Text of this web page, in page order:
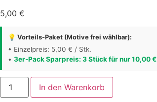
5,00 €
💡 Vorteils-Paket (Motive frei wählbar):
• Einzelpreis: 5,00 € / Stk.
• 3er-Pack Sparpreis: 3 Stück für nur 10,00 €
Kühlschrankmagnet
Die
In den Warenkorb